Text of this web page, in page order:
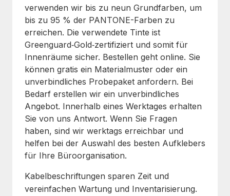
verwenden wir bis zu neun Grundfarben, um
bis zu 95 % der PANTONE-Farben zu
erreichen. Die verwendete Tinte ist
Greenguard‑Gold‑zertifiziert und somit für
Innenräume sicher. Bestellen geht online. Sie
können gratis ein Materialmuster oder ein
unverbindliches Probepaket anfordern. Bei
Bedarf erstellen wir ein unverbindliches
Angebot. Innerhalb eines Werktages erhalten
Sie von uns Antwort. Wenn Sie Fragen
haben, sind wir werktags erreichbar und
helfen bei der Auswahl des besten Aufklebers
für Ihre Büroorganisation.
Kabelbeschriftungen sparen Zeit und
vereinfachen Wartung und Inventarisierung.